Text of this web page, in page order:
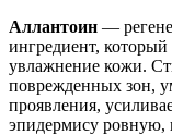
Аллантоин —
ингредиент, который
увлажнение кожи.
поврежденных зон,
проявления,
эпидермису ровную,